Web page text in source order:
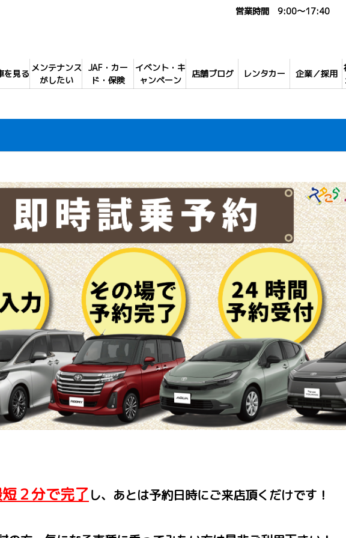
を見る
メンテナンス
がしたい
JAF・カー
ド・保険
イベント・キ
ャンペーン
店舗ブログ レンタカー 企業／採用
営業時間 9:00～17:40
２分で完了し、あとは予約日時にご来店頂くだけです！